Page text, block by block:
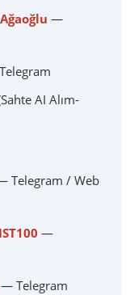
—
AI Alım-
Telegram / Web
—
— Telegram